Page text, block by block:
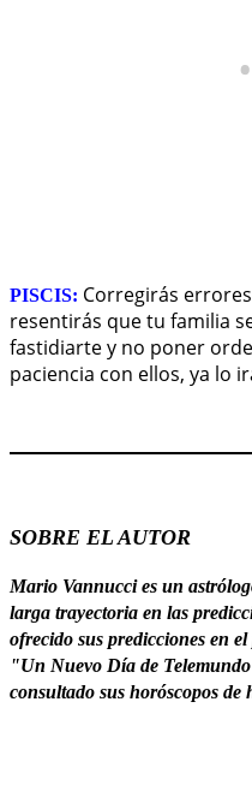
PISCIS: Corregirás
resentirás que tu familia
fastidiarte y no poner
paciencia con ellos, ya lo
SOBRE EL AUTOR
Mario Vannucci es un
larga trayectoria en las
ofrecido sus predicciones en
"Un Nuevo Día de
consultado sus horóscopos de